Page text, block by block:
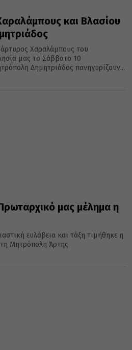
και Βλασίου
Χαραλάμπους του
μας το Σάββατο 10
Δημητριάδος πανηγυρίζουν...
μας μέλημα η
ευλάβεια και τάξη τιμήθηκε η
Μητρόπολη Άρτης